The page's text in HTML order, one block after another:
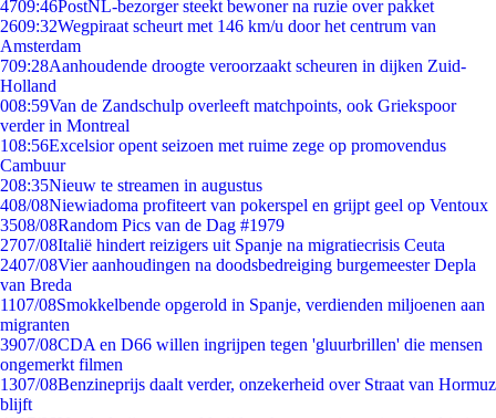
4709:46PostNL-bezorger steekt bewoner na ruzie over pakket
2609:32Wegpiraat scheurt met 146 km/u door het centrum van
Amsterdam
709:28Aanhoudende droogte veroorzaakt scheuren in dijken Zuid-
Holland
008:59Van de Zandschulp overleeft matchpoints, ook Griekspoor
verder in Montreal
108:56Excelsior opent seizoen met ruime zege op promovendus
Cambuur
208:35Nieuw te streamen in augustus
408/08Niewiadoma profiteert van pokerspel en grijpt geel op Ventoux
3508/08Random Pics van de Dag #1979
2707/08Italië hindert reizigers uit Spanje na migratiecrisis Ceuta
2407/08Vier aanhoudingen na doodsbedreiging burgemeester Depla
van Breda
1107/08Smokkelbende opgerold in Spanje, verdienden miljoenen aan
migranten
3907/08CDA en D66 willen ingrijpen tegen 'gluurbrillen' die mensen
ongemerkt filmen
1307/08Benzineprijs daalt verder, onzekerheid over Straat van Hormuz
blijft